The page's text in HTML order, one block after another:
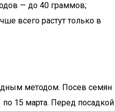
— до 40 граммов;
всего растут только в
методом. Посев семян
15 марта. Перед посадкой